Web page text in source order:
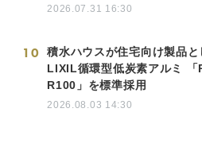
2026.07.31 16:30
10
積水ハウスが住宅向け製品と
LIXIL循環型低炭素アルミ
R100」を標準採用
2026.08.03 14:30